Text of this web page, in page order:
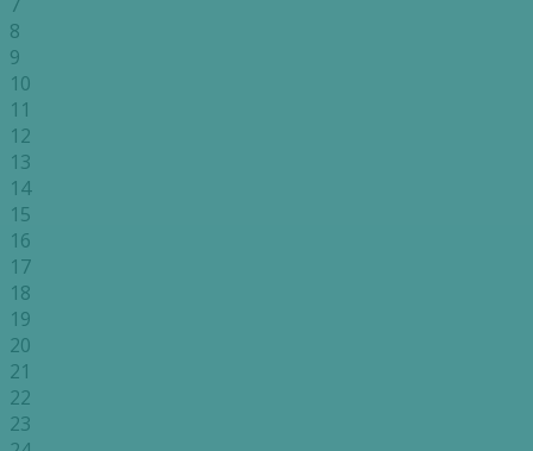
8
9
10
11
12
13
14
15
16
17
18
19
20
21
22
23